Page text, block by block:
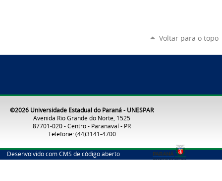
Voltar para o topo
©2026 Universidade Estadual do Paraná - UNESPAR
Avenida Rio Grande do Norte, 1525
87701-020 - Centro - Paranavaí - PR
Telefone: (44)3141-4700
Desenvolvido com CMS de código aberto